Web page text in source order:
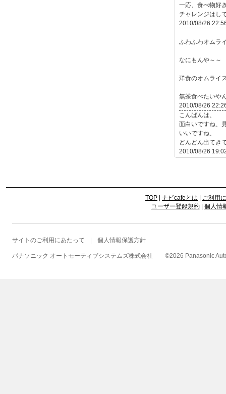
一応、食べ物好
チャレンジはし
2010/08/26
ふわふわオムラ
なにもんや～～
洋食のオムライ
無茶食べたいや
2010/08/26
こんばんは、
面白いですね、
いいですね、
どんどん出てき
2010/08/26
TOP ナビcafeとは
ご利用
ユーザー登録規約| 個人情
サイトのご利用にあたって 個人情報保護方針
パナソニック オートモーティブシステムズ株式会社 ©2026 Panasonic